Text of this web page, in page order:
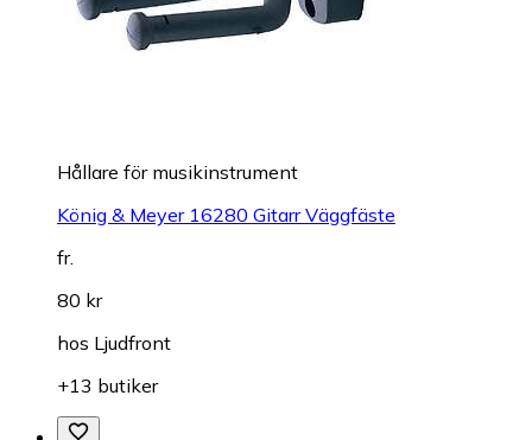
Hållare för musikinstrument
König & Meyer 16280 Gitarr Väggfäste
fr.
80 kr
hos Ljudfront
+13 butiker